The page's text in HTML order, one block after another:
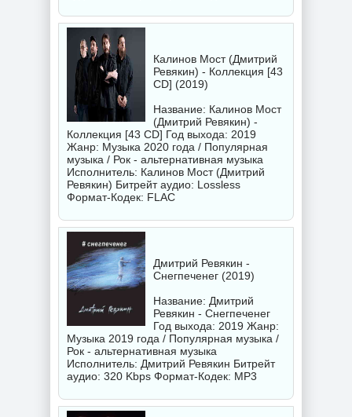
Калинов Мост (Дмитрий
Ревякин) - Коллекция [43
CD] (2019)
Название: Калинов Мост
(Дмитрий Ревякин) -
Коллекция [43 CD] Год выхода: 2019
Жанр: Музыка 2020 года / Популярная
музыка / Рок - альтернативная музыка
Исполнитель: Калинов Мост (Дмитрий
Ревякин) Битрейт аудио: Lossless
Формат-Кодек: FLAC
Дмитрий Ревякин -
Снегпеченег (2019)
Название: Дмитрий
Ревякин - Снегпеченег
Год выхода: 2019 Жанр:
Музыка 2019 года / Популярная музыка /
Рок - альтернативная музыка
Исполнитель: Дмитрий Ревякин Битрейт
аудио: 320 Kbps Формат-Кодек: MP3